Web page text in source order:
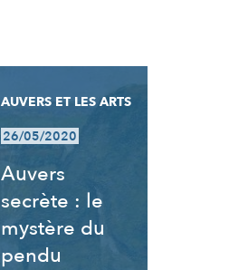
AUVERS ET LES ARTS
26/05/2020
Auvers
secrète : le
mystère du
pendu